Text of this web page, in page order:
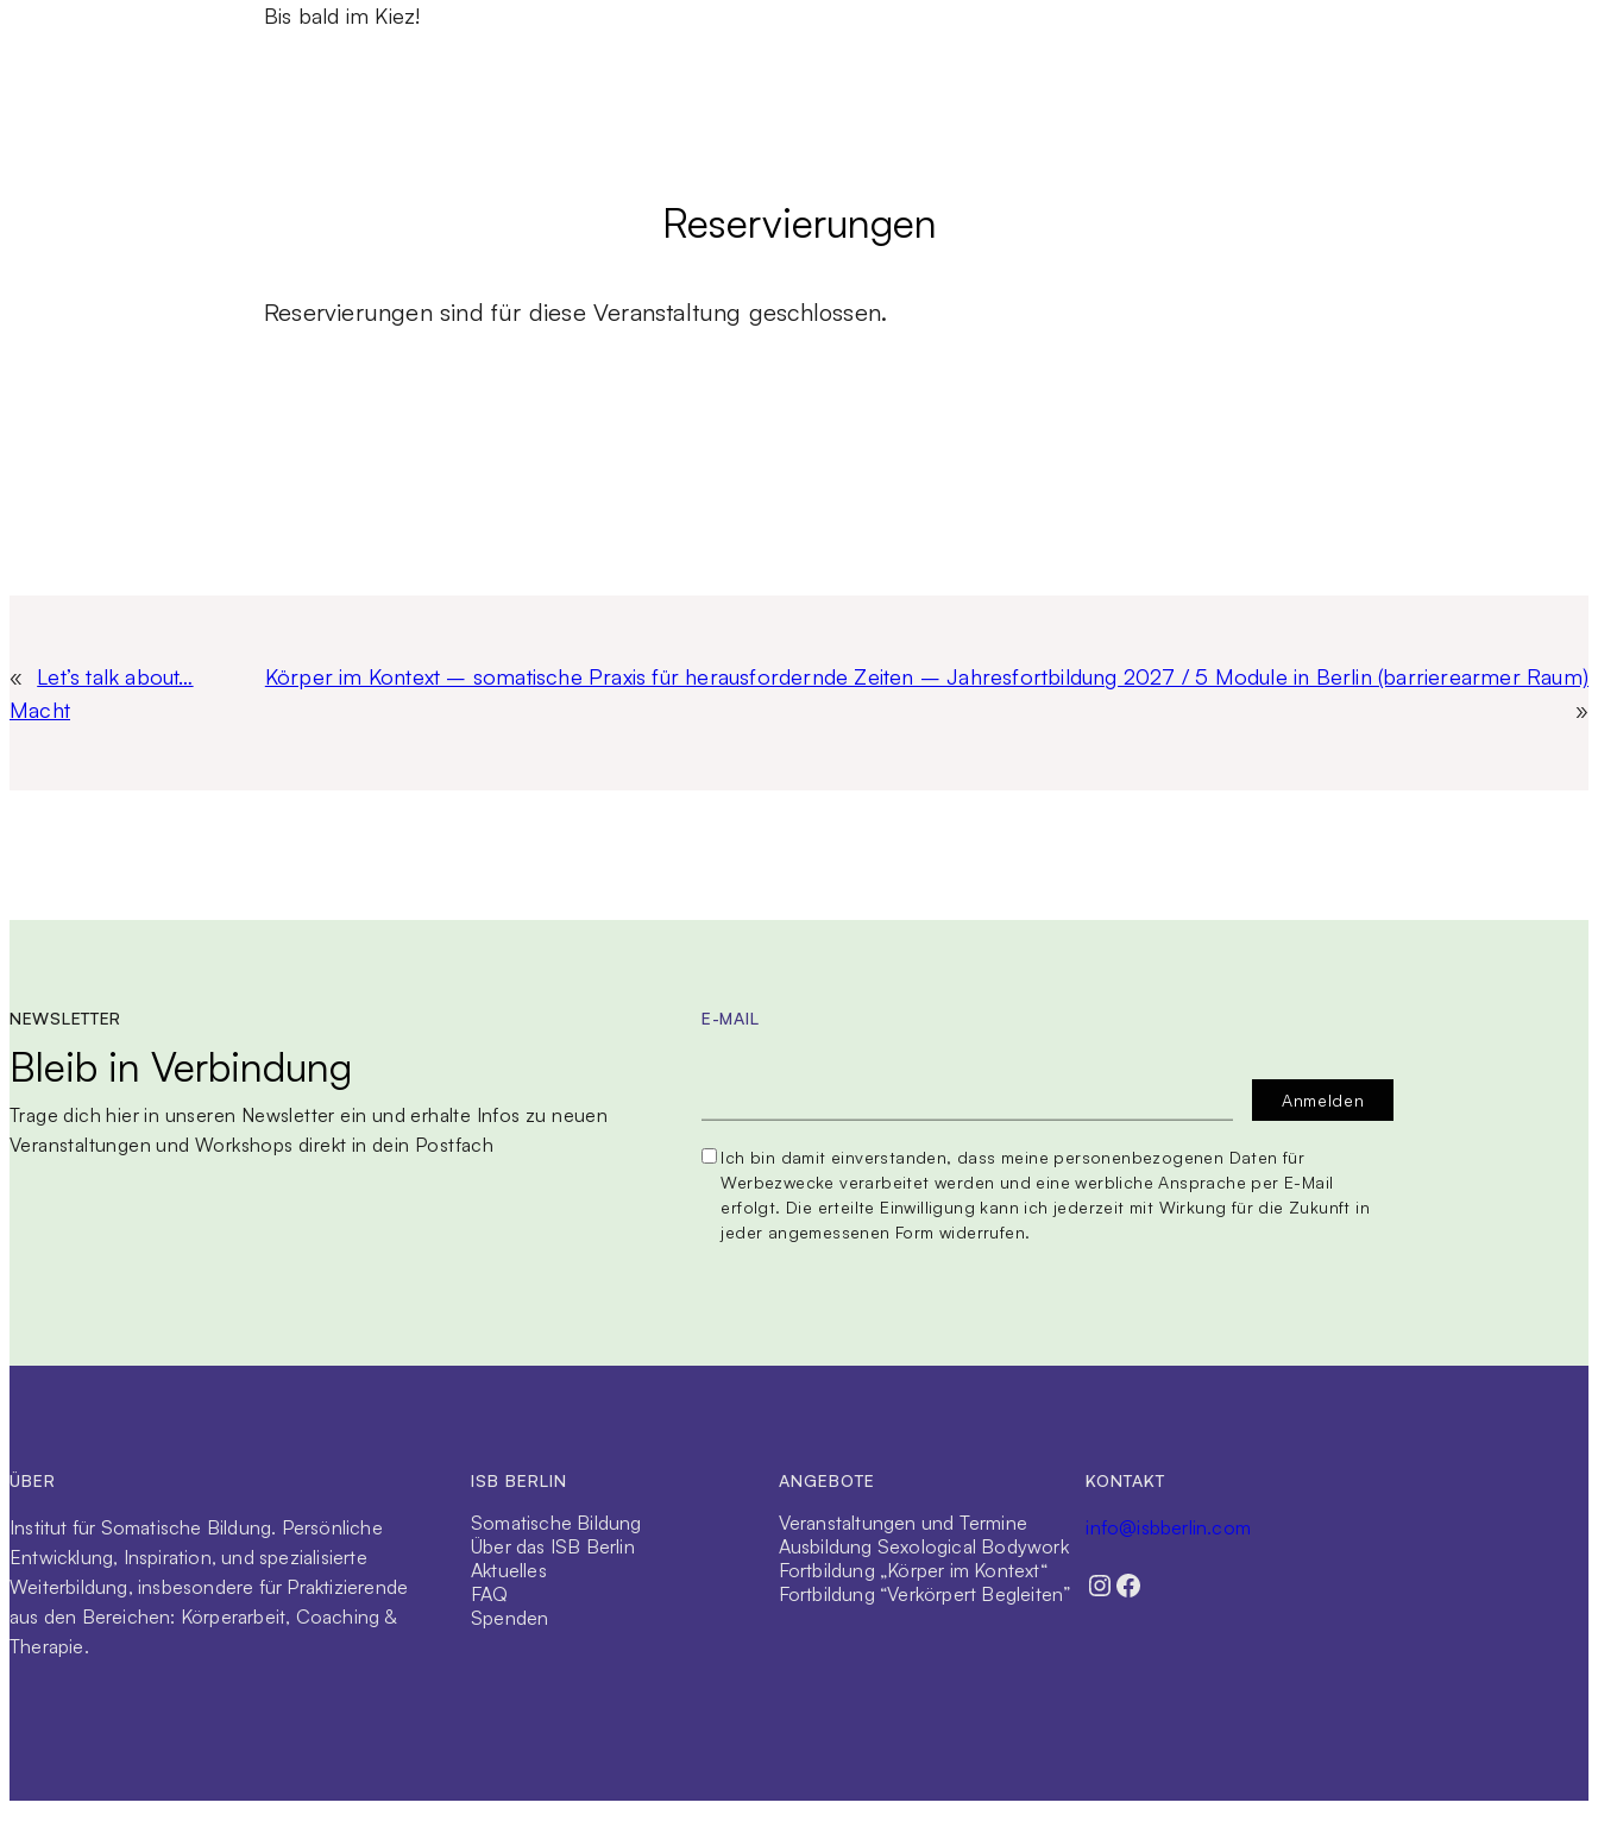
Bis bald im Kiez!
Reservierungen
Reservierungen sind für diese Veranstaltung geschlossen.
«
Let’s talk about…
Macht
Körper im Kontext – somatische Praxis für herausfordernde Zeiten – Jahresfortbildung 2027 / 5 Module in Berlin (barrierearmer Raum)
»
NEWSLETTER
Bleib in Verbindung
Trage dich hier in unseren Newsletter ein und erhalte Infos zu neuen
Veranstaltungen und Workshops direkt in dein Postfach
E-MAIL
Ich bin damit einverstanden, dass meine personenbezogenen Daten für
Werbezwecke verarbeitet werden und eine werbliche Ansprache per E-Mail
erfolgt. Die erteilte Einwilligung kann ich jederzeit mit Wirkung für die Zukunft in
jeder angemessenen Form widerrufen.
ÜBER
Institut für Somatische Bildung. Persönliche
Entwicklung, Inspiration, und spezialisierte
Weiterbildung, insbesondere für Praktizierende
aus den Bereichen: Körperarbeit, Coaching &
Therapie.
ISB BERLIN
Somatische Bildung
Über das ISB Berlin
Aktuelles
FAQ
Spenden
ANGEBOTE
Veranstaltungen und Termine
Ausbildung Sexological Bodywork
Fortbildung „Körper im Kontext“
Fortbildung “Verkörpert Begleiten”
KONTAKT
info@isbberlin.com
Instagram Facebook